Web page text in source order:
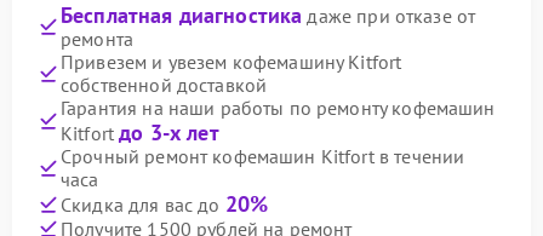
Бесплатная диагностика даже при отказе от
ремонта
Привезем и увезем кофемашину Kitfort
собственной доставкой
Гарантия на наши работы по ремонту кофемашин
Kitfortдо 3-х лет
Срочный ремонт кофемашин Kitfort в течении
часа
Скидка для вас до 20%
Получите 1500 рублей на ремонт